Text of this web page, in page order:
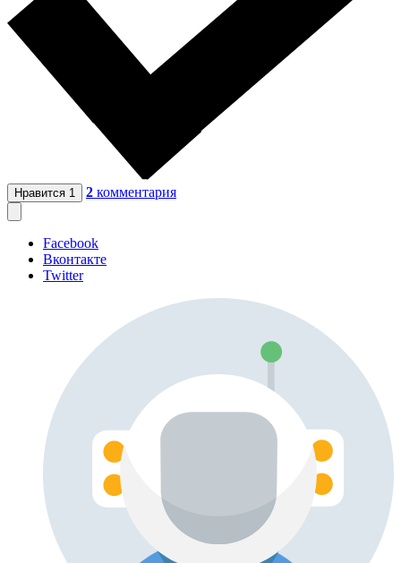
Нравится 1 2 комментария
Facebook
Вконтакте
Twitter